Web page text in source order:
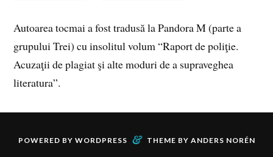
Autoarea tocmai a fost tradusă la Pandora M (parte a
grupului Trei) cu insolitul volum “Raport de poliţie.
Acuzaţii de plagiat şi alte moduri de a supraveghea
literatura”.
POWERED BY WORDPRESS & THEME BY ANDERS NORÉN